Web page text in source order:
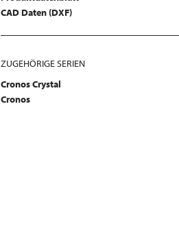
CAD Daten (DXF)
ZUGEHÖRIGE SERIEN
Cronos Crystal
Cronos